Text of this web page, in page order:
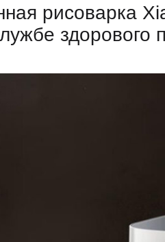
рисоварка
здорового